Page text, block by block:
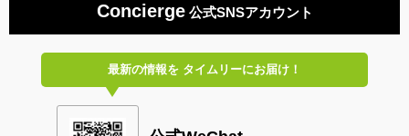
Concierge公式SNSアカウント
最新の情報をタイムリーにお届け！